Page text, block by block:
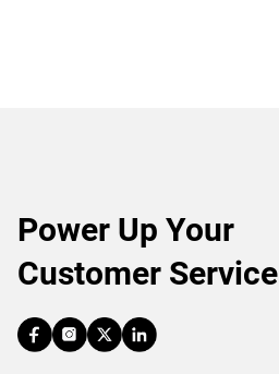
Power Up Your
Customer Service